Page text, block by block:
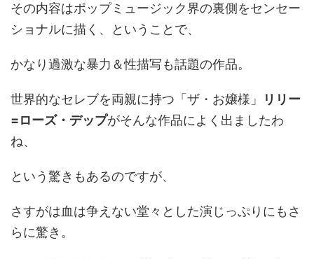
その内容はポップミュージック界の裏側をセンセー
ショナルに描く、ということで、
かなり過激な暴力＆性描写も話題の作品。
世界的なセレブを両親に持つ「ザ・お嬢様」
リリー
=ローズ・デップがそんな作品によく出ましたわ
ね、
という驚きもあるのですが、
さすがは血は争えない堂々とした演じっぷりにもさ
らに驚き。